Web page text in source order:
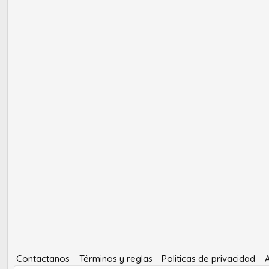
Contactanos Términos y reglas Politicas de privacidad